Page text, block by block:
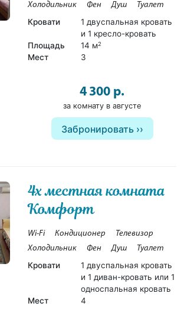
Холодильник
Фен Душ Туалет
Кровати
1 двуспальная кровать
и 1 кресло-кровать
Площадь
14 м2
Мест 3
4 300 р.
за комнату в августе
Забронировать
4х местная комната
Комфорт
Wi-Fi Кондиционер
Телевизор
Холодильник
Фен Душ Туалет
Кровати
1 двуспальная кровать
и 1 диван-кровать или 1
односпальная кровать
Мест
4